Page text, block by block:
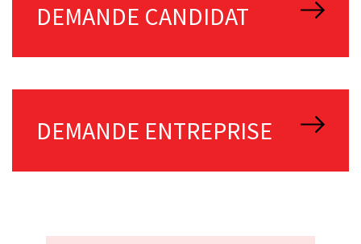
DEMANDE CANDIDAT
DEMANDE ENTREPRISE